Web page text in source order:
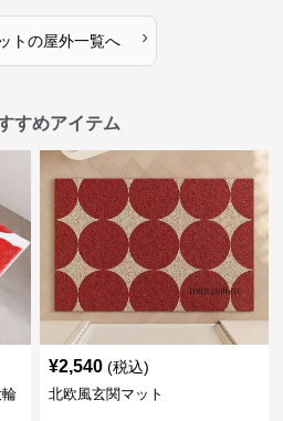
トの屋外一覧へ ›
すめアイテム
¥2,540 (税込)
北欧風玄関マット